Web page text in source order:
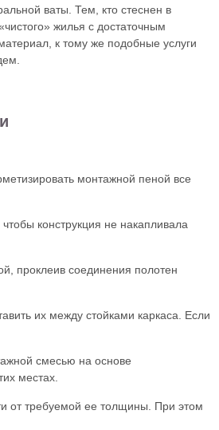
ваты. Тем, кто стеснен в
жилья с достаточным
к тому же подобные услуги
монтажной пеной все
конструкция не накапливала
проклеив соединения полотен
их между стойками каркаса. Если
смесью на основе
местах.
от требуемой ее толщины. При этом